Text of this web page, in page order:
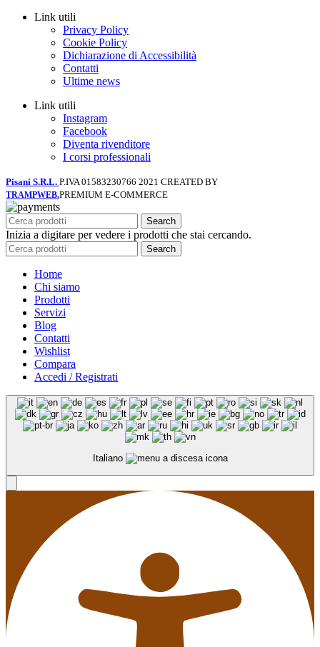
Link utili
Privacy Policy
Cookie Policy
Dichiarazione di Accessibilità
Contatti
Ultime news
Link utili
Instagram
Facebook
Diventa rivenditore
I corsi professionali
Pisani S.R.L. P.IVA 01583230766 2021 CREATED BY
TRAMPWEB.PREMIUM E-COMMERCE
Search
Inizia a digitare per vedere i prodotti che stai cercando.
Search
Home
Chi siamo
Prodotti
Servizi
Blog
Contatti
Wishlist
Compara
Accedi / Registrati
Italiano